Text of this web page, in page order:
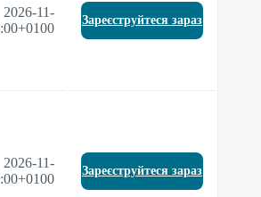
2026-11-
Зареєструйтеся зараз
2026-11-
Зареєструйтеся зараз